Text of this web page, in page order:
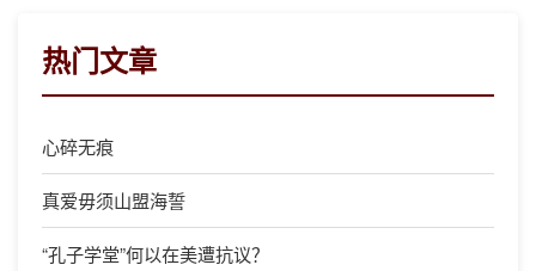
热门文章
心碎无痕
真爱毋须山盟海誓
“孔子学堂”何以在美遭抗议？